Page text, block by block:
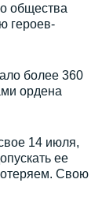
общества
героев-
более 360
ордена
14 июля,
ее
Свою